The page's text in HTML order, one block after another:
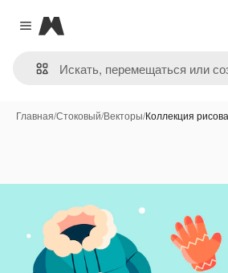
Close menu
Magnific
Главная/Стоковый/Векторы/Коллекция